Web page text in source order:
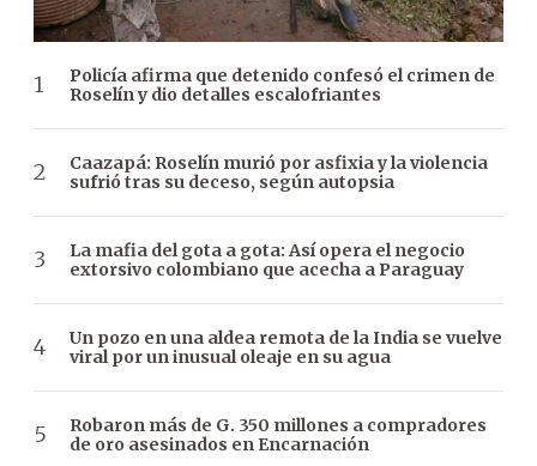
Policía afirma que detenido confesó el crimen de
Roselín y dio detalles escalofriantes
Caazapá: Roselín murió por asfixia y la violencia
sufrió tras su deceso, según autopsia
La mafia del gota a gota: Así opera el negocio
extorsivo colombiano que acecha a Paraguay
Un pozo en una aldea remota de la India se vuelve
viral por un inusual oleaje en su agua
Robaron más de G. 350 millones a compradores
de oro asesinados en Encarnación